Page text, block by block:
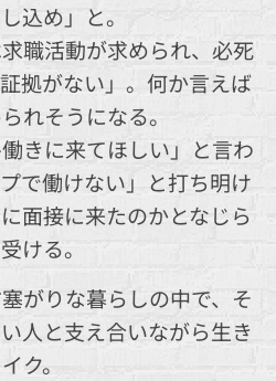
込め」と。
職活動が求められ、必死
拠がない」。何か言えば
れそうになる。
きに来てほしい」と言わ
で働けない」と打ち明け
面接に来たのかとなじら
ける。
がりな暮らしの中で、そ
人と支え合いながら生き
ク。